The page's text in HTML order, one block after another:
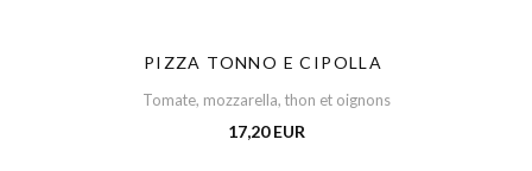
PIZZA TONNO E CIPOLLA
Tomate, mozzarella, thon et oignons
17,20 EUR